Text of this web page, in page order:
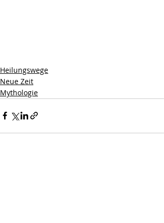
Heilungswege
Neue Zeit
Mythologie